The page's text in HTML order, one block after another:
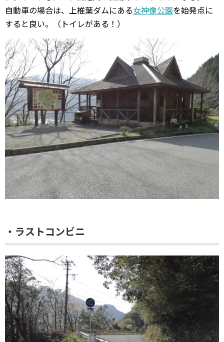
自動車の場合は、上椎葉ダムにある女神像公園を始発点に
すると良い。（トイレがある！）
・ラストコンビニ